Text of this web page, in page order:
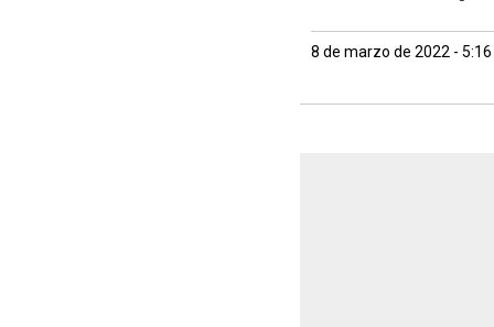
8 de marzo de 2022 -